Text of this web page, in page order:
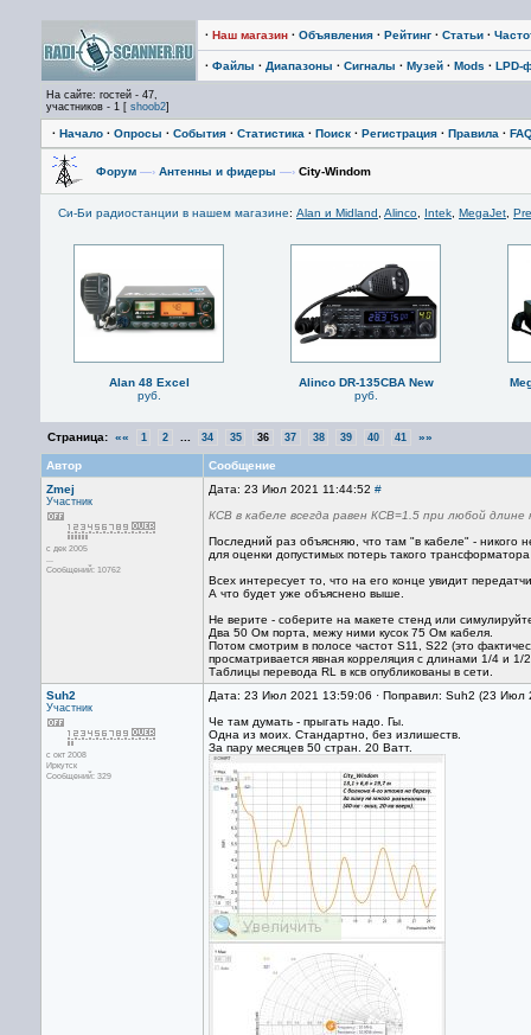
· Наш магазин · Объявления · Рейтинг · Статьи ·
· Файлы · Диапазоны · Сигналы · Музей · Mods · LPD-
На сайте: гостей - 47,
участников - 1 [ shoob2]
· Начало · Опросы · События · Статистика · Поиск · Регистрация · Правила ·
Форум —› Антенны и фидеры —› City-Windom
Си-Би радиостанции в нашем магазине: Alan и Midland Alinco Intek MegaJet
Alan 48 Excel
руб.
Alinco DR-135CBA New
руб.
Страница: «« 1 2 34 35 36 37 38 39 40 41 »»
Автор
Сообщение
Zmej
Участник
с дек 2005
...
Сообщений: 10762
Дата: 23 Июл 2021 11:44:52 #
КСВ в кабеле всегда равен КСВ=1.5 при любой длине
Последний раз объясняю, что там "в кабеле" - никого
для оценки допустимых потерь такого
Всех интересует то, что на его конце увидит
А что будет уже объяснено выше.
Не верите - соберите на макете стенд или
Два 50 Ом порта, межу ними кусок 75 Ом кабеля.
Потом смотрим в полосе частот S11, S22 (это
просматривается явная корреляция с длинами 1/4 и
Таблицы перевода RL в ксв опубликованы в сети.
Suh2
Участник
с окт 2008
Иркутск
Сообщений: 329
Дата: 23 Июл 2021 13:59:06 · Поправил: Suh2 (23 Июл
Че там думать - прыгать надо. Гы.
Одна из моих. Стандартно, без излишеств.
За пару месяцев 50 стран. 20 Ватт.